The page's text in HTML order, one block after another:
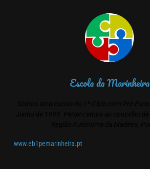
Escola da Marinheira
www.eb1pemarinheira.pt